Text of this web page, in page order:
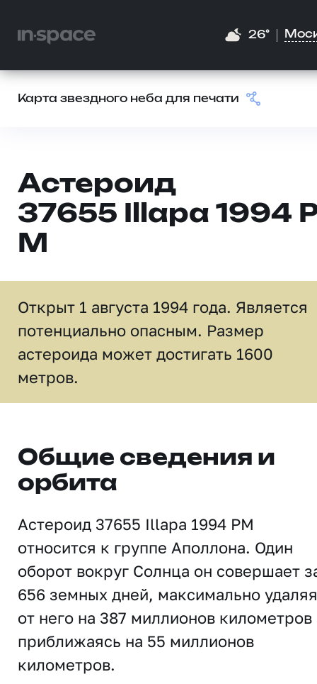
26°
Карта звездного неба для печати
Астероид
37655 Illapa 1994
M
Открыт 1 августа 1994 года. Является
потенциально опасным. Размер
астероида может достигать 1600
метров.
Общие сведения и
орбита
Астероид 37655 Illapa 1994 PM
относится к группе Аполлона. Один
оборот вокруг Солнца он совершает
656 земных дней, максимально
от него на 387 миллионов километров
приближаясь на 55 миллионов
километров.